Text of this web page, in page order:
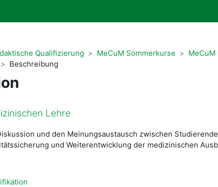
Qualifizierung MeCuM Sommerkurse
Beschreibung
Lehre
und den Meinungsaustausch zwischen
und Weiterentwicklung der medizinischen